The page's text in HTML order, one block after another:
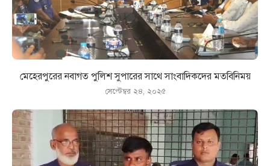
মেহেরপুরের নবাগত পুলিশ সুপারের সাথে সাংবাদিকদের মতবিনিময়
সেপ্টেম্বর ২৪, ২০২৫